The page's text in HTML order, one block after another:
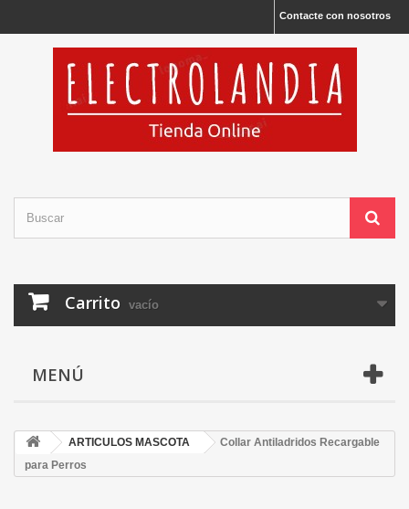
Contacte con nosotros
Carrito vacío
MENÚ
ARTICULOS MASCOTA
Collar Antiladridos Recargable
para Perros